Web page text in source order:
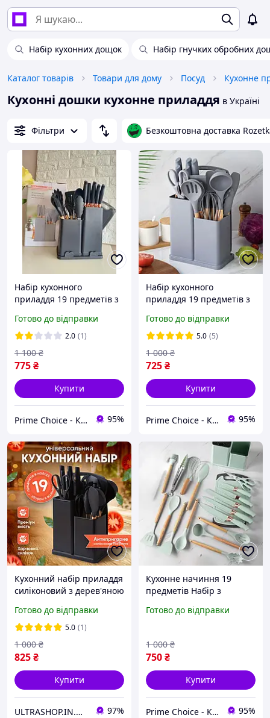
Набір кухонних дощок Набір гнучких обробних
Каталог товарів Товари для дому Посуд Кухонне
Кухонні дошки кухонне приладдя в Україні
Фільтри Безкоштовна доставка
Набір кухонного
приладдя 19 предметів з
ножами чорний
ергономічний GA1
Готово до відправки
2.0 (1)
775₴
1 100 ₴
Купити
Prime Choice - Кращий вибір 95%
Набір кухонного
приладдя 19 предметів з
обробною дошкою
набором ножів Сірий
Готово до відправки
5.0 (5)
725₴
1 000 ₴
Купити
Prime Choice - Кращий вибір 95%
Кухонний набір приладдя
силіконовий з дерев'яною
для нарізання для кухні
19 предметів
Готово до відправки
5.0 (1)
825₴
1 000 ₴
Купити
ULTRASHOP.IN.UA 🛒 Інтернет-магазин трендових гаджетів 97%
Кухонне начиння 19
предметів Набір з
обробною дошкою
Готово до відправки
750₴
1 000 ₴
Купити
Prime Choice - Кращий вибір 95%